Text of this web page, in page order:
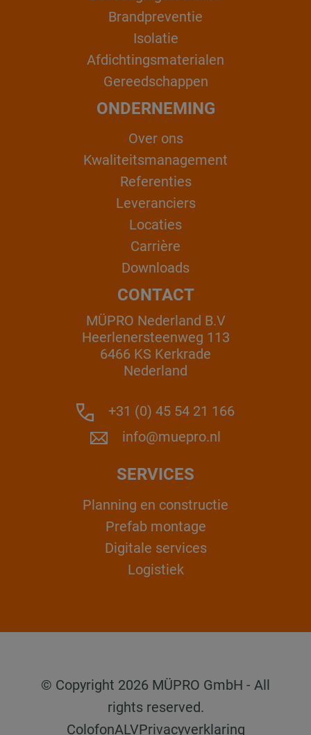
Brandpreventie
Isolatie
Afdichtingsmaterialen
Gereedschappen
ONDERNEMING
Over ons
Kwaliteitsmanagement
Referenties
Leveranciers
Locaties
Carrière
Downloads
CONTACT
MÜPRO Nederland B.V
Heerlenersteenweg 113
6466 KS Kerkrade
Nederland
+31 (0) 45 54 21 166
info@muepro.nl
SERVICES
Planning en constructie
Prefab montage
Digitale services
Logistiek
© Copyright 2026 MÜPRO GmbH - All
rights reserved.
ColofonALVPrivacyverklaring